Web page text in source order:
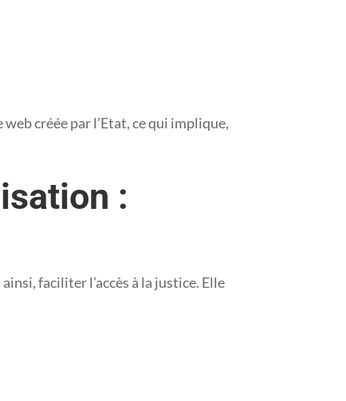
créée par l’Etat, ce qui implique,
:
faciliter l’accès à la justice. Elle